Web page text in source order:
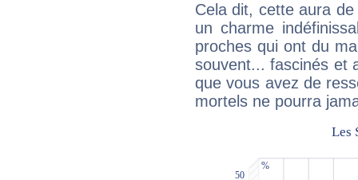
Cela dit, cette aura
un charme
proches qui ont du
souvent... fascinés et
que vous avez de
mortels ne pourra